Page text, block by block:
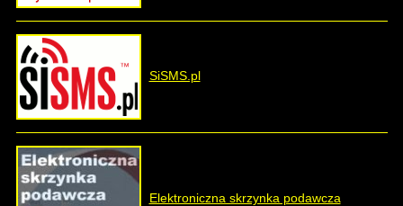
SiSMS.pl
Elektroniczna skrzynka podawcza